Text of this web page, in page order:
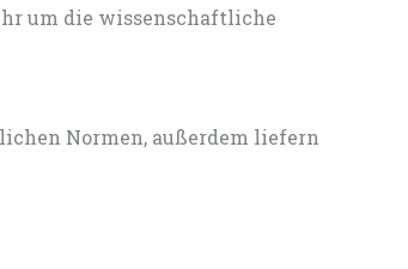
um die wissenschaftliche
Normen, außerdem liefern